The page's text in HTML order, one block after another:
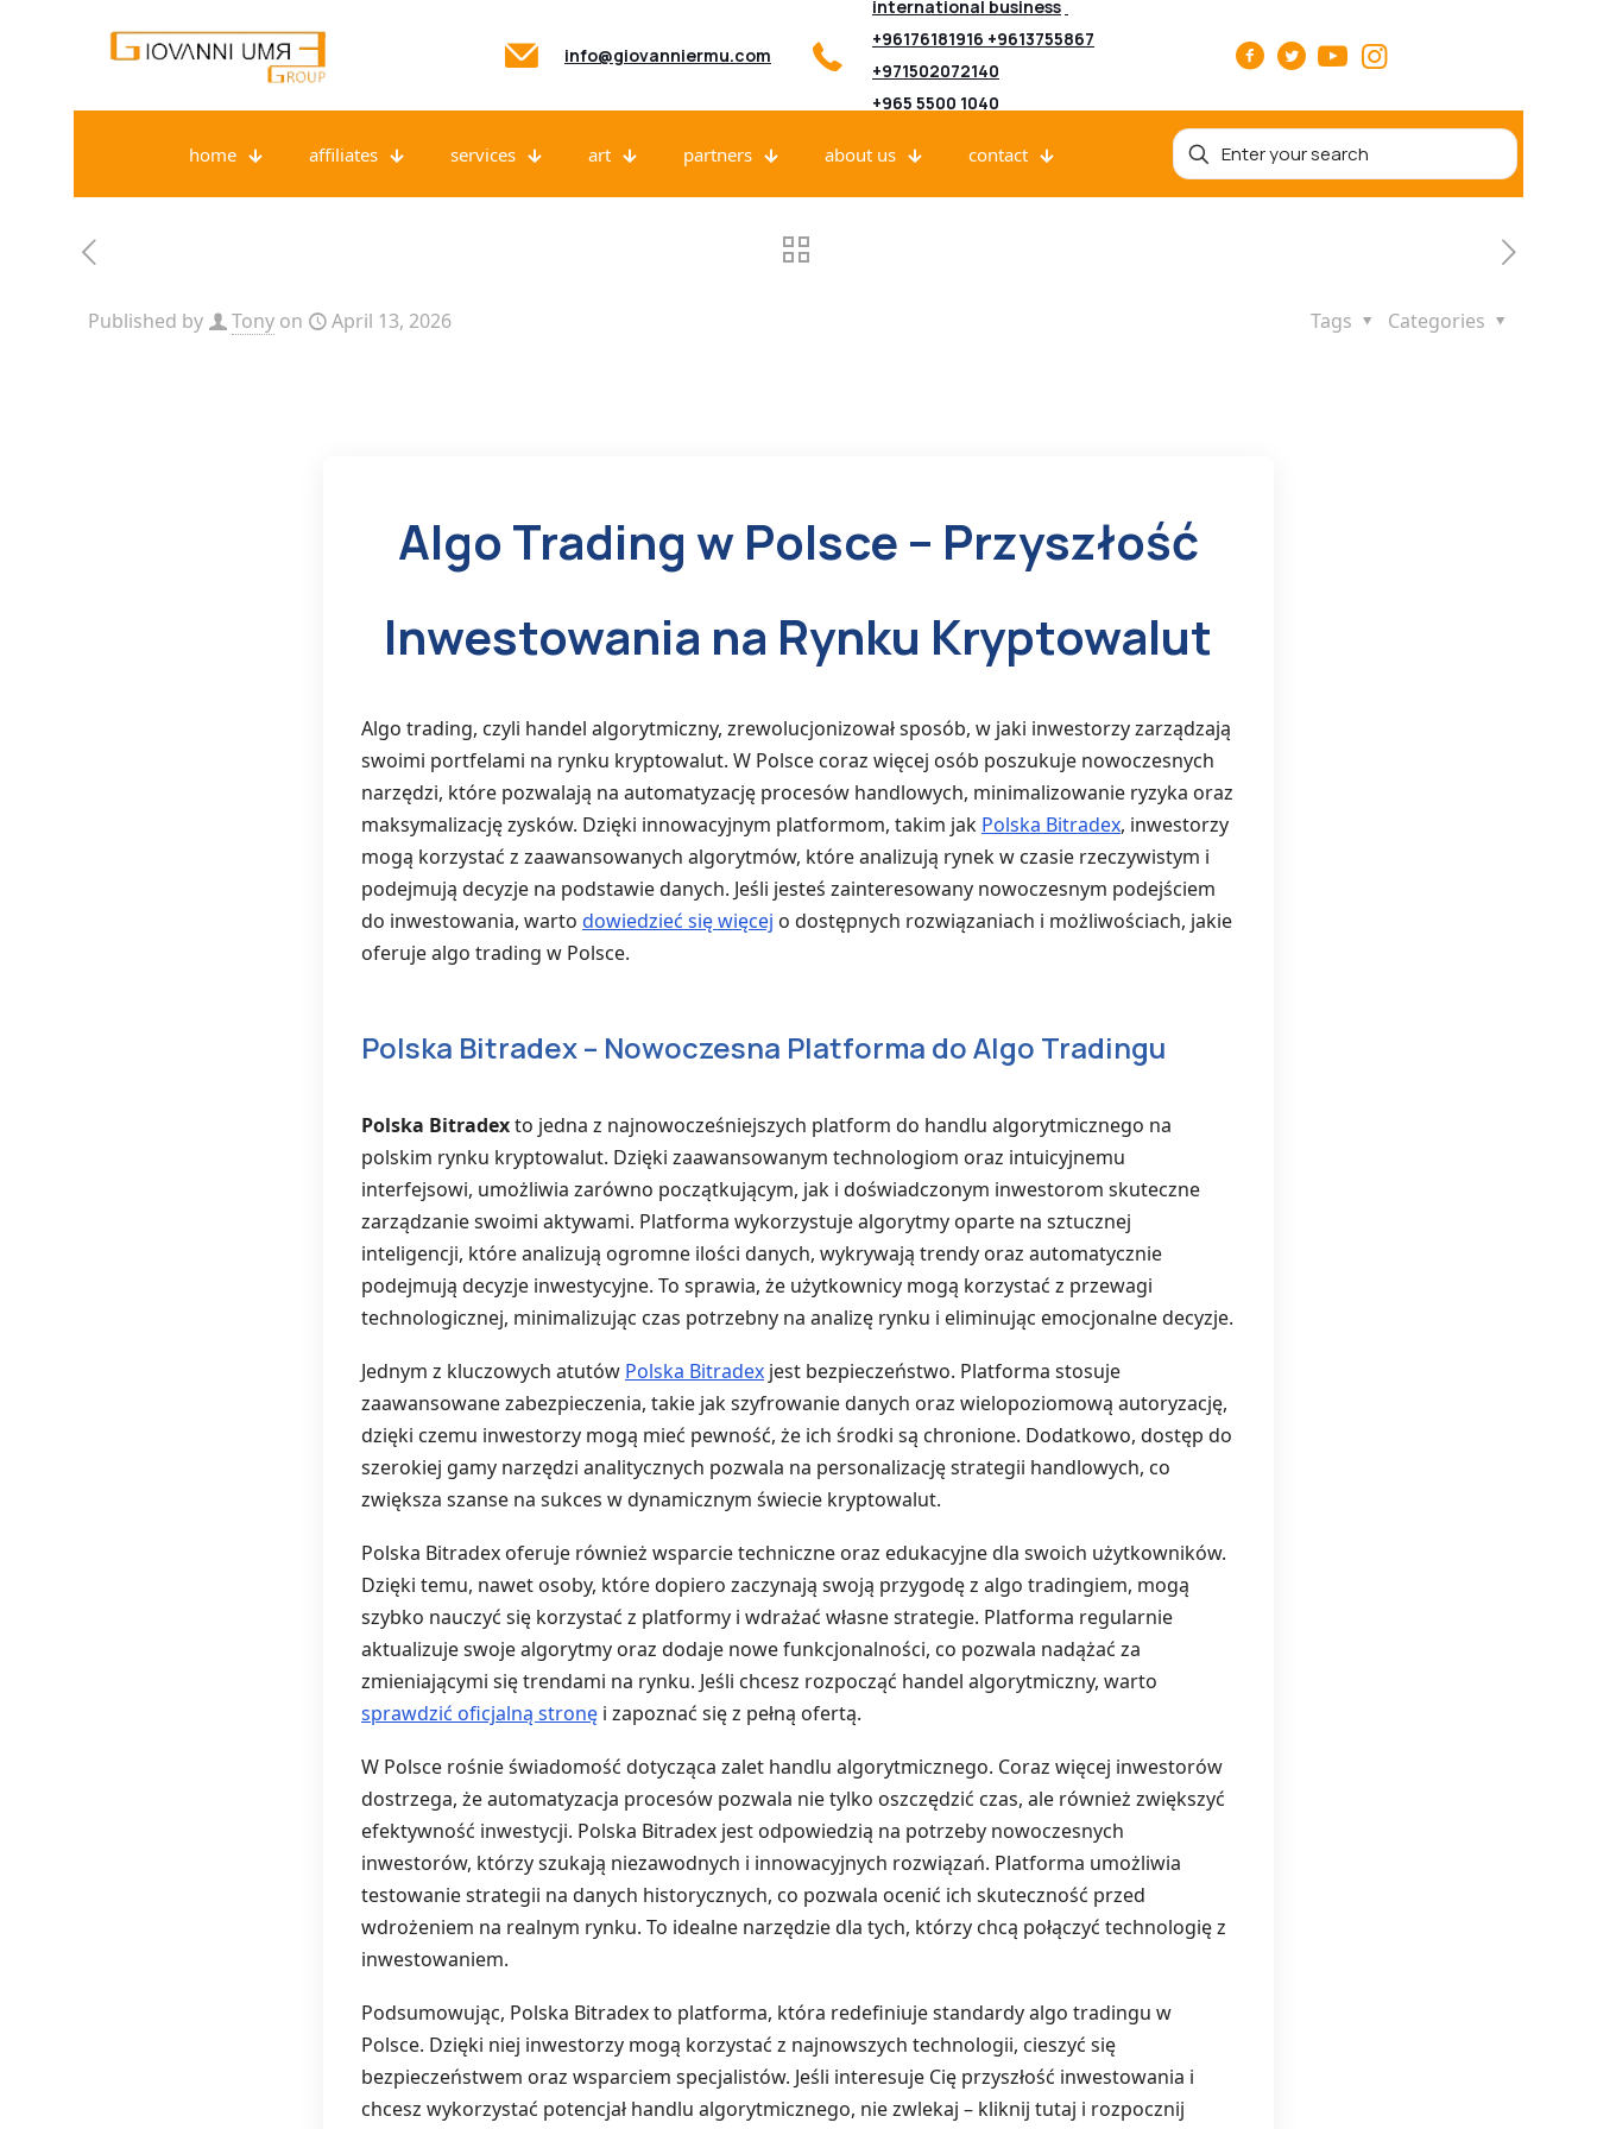
info@giovanniermu.com
international business
+96176181916 +9613755867
+971502072140
+965 5500 1040
home affiliates services art partners about us contact
Published by Tony on April 13, 2026 Categories
Tags
Algo Trading w Polsce – Przyszłość
Inwestowania na Rynku Kryptowalut
Algo trading, czyli handel algorytmiczny, zrewolucjonizował sposób, w jaki inwestorzy zarządzają
swoimi portfelami na rynku kryptowalut. W Polsce coraz więcej osób poszukuje nowoczesnych
narzędzi, które pozwalają na automatyzację procesów handlowych, minimalizowanie ryzyka oraz
maksymalizację zysków. Dzięki innowacyjnym platformom, takim jak Polska Bitradex, inwestorzy
mogą korzystać z zaawansowanych algorytmów, które analizują rynek w czasie rzeczywistym i
podejmują decyzje na podstawie danych. Jeśli jesteś zainteresowany nowoczesnym podejściem
do inwestowania, warto dowiedzieć się więcej o dostępnych rozwiązaniach i możliwościach, jakie
oferuje algo trading w Polsce.
Polska Bitradex – Nowoczesna Platforma do Algo Tradingu
Polska Bitradexto jedna z najnowocześniejszych platform do handlu algorytmicznego na
polskim rynku kryptowalut. Dzięki zaawansowanym technologiom oraz intuicyjnemu
interfejsowi, umożliwia zarówno początkującym, jak i doświadczonym inwestorom skuteczne
zarządzanie swoimi aktywami. Platforma wykorzystuje algorytmy oparte na sztucznej
inteligencji, które analizują ogromne ilości danych, wykrywają trendy oraz automatycznie
podejmują decyzje inwestycyjne. To sprawia, że użytkownicy mogą korzystać z przewagi
technologicznej, minimalizując czas potrzebny na analizę rynku i eliminując emocjonalne decyzje.
Jednym z kluczowych atutów Polska Bitradexjest bezpieczeństwo. Platforma stosuje
zaawansowane zabezpieczenia, takie jak szyfrowanie danych oraz wielopoziomową autoryzację,
dzięki czemu inwestorzy mogą mieć pewność, że ich środki są chronione. Dodatkowo, dostęp do
szerokiej gamy narzędzi analitycznych pozwala na personalizację strategii handlowych, co
zwiększa szanse na sukces w dynamicznym świecie kryptowalut.
Polska Bitradex oferuje również wsparcie techniczne oraz edukacyjne dla swoich użytkowników.
Dzięki temu, nawet osoby, które dopiero zaczynają swoją przygodę z algo tradingiem, mogą
szybko nauczyć się korzystać z platformy i wdrażać własne strategie. Platforma regularnie
aktualizuje swoje algorytmy oraz dodaje nowe funkcjonalności, co pozwala nadążać za
zmieniającymi się trendami na rynku. Jeśli chcesz rozpocząć handel algorytmiczny, warto
sprawdzić oficjalną stronęi zapoznać się z pełną ofertą.
W Polsce rośnie świadomość dotycząca zalet handlu algorytmicznego. Coraz więcej inwestorów
dostrzega, że automatyzacja procesów pozwala nie tylko oszczędzić czas, ale również zwiększyć
efektywność inwestycji. Polska Bitradex jest odpowiedzią na potrzeby nowoczesnych
inwestorów, którzy szukają niezawodnych i innowacyjnych rozwiązań. Platforma umożliwia
testowanie strategii na danych historycznych, co pozwala ocenić ich skuteczność przed
wdrożeniem na realnym rynku. To idealne narzędzie dla tych, którzy chcą połączyć technologię z
inwestowaniem.
Podsumowując, Polska Bitradex to platforma, która redefiniuje standardy algo tradingu w
Polsce. Dzięki niej inwestorzy mogą korzystać z najnowszych technologii, cieszyć się
bezpieczeństwem oraz wsparciem specjalistów. Jeśli interesuje Cię przyszłość inwestowania i
chcesz wykorzystać potencjał handlu algorytmicznego, nie zwlekaj – kliknij tutaj i rozpocznij